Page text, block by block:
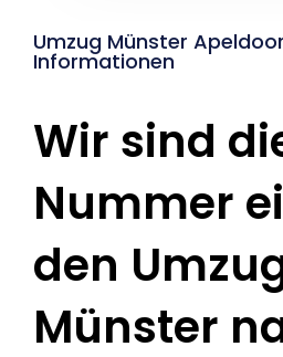
Umzug Münster
Informationen
Wir sind
Nummer
den
Münster